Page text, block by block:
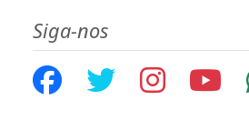
Siga-nos